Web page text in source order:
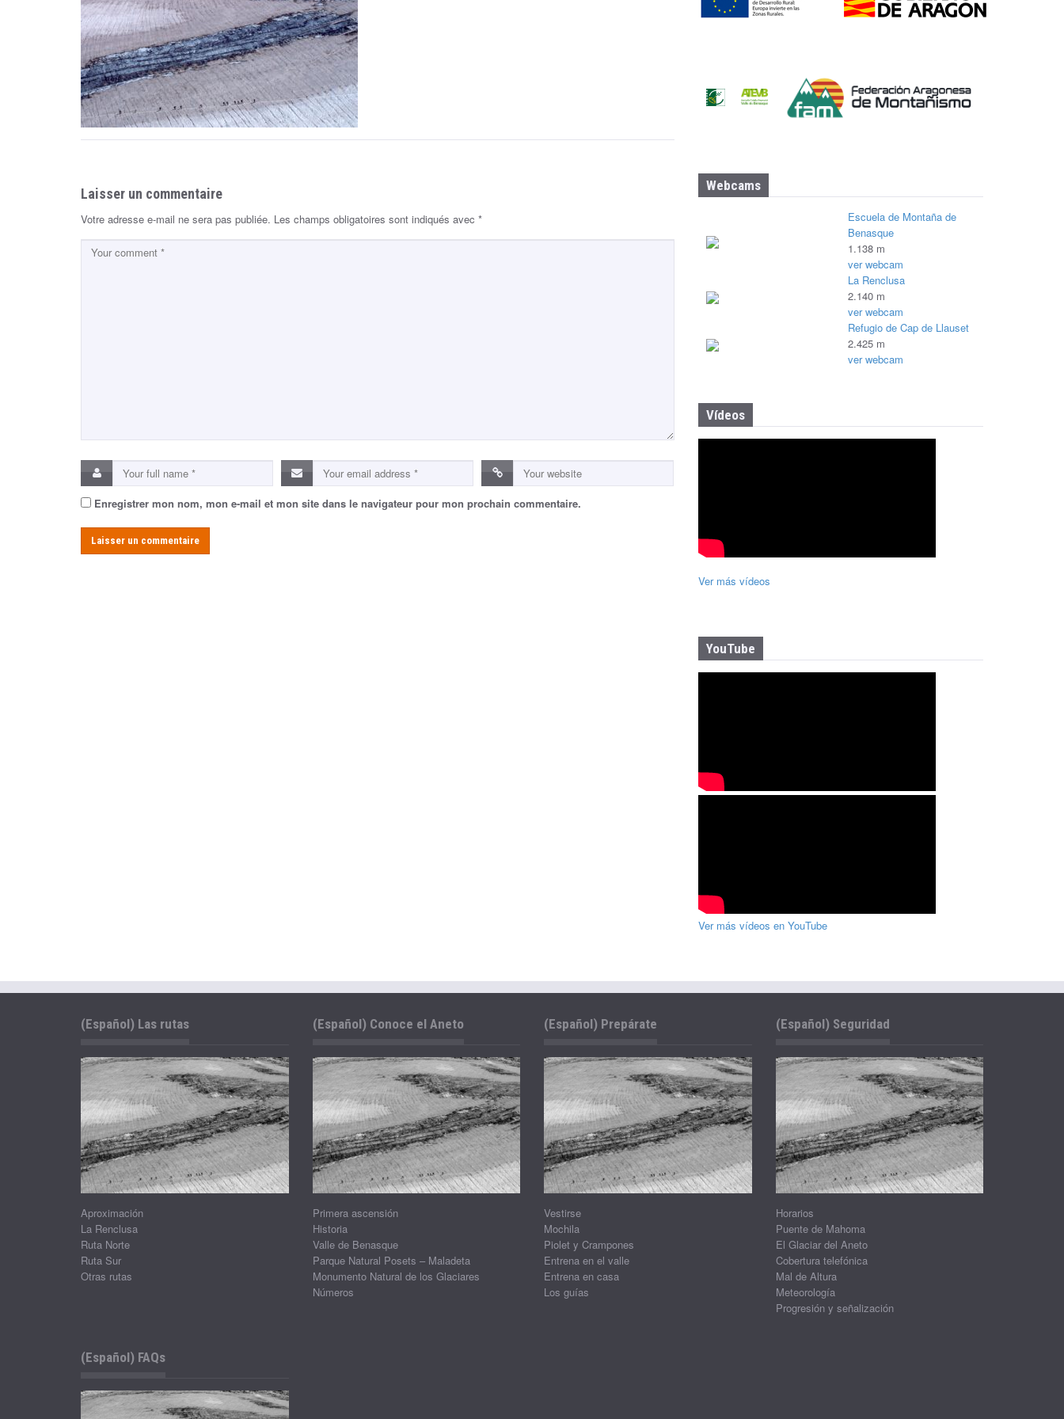
t
o
S
e
g
r
o
Laisser un commentaire
Votre adresse e-mail ne sera pas publiée. Les champs obligatoires sont indiqués avec *
Enregistrer mon nom, mon e-mail et mon site dans le navigateur pour mon prochain commentaire.
Webcams
Escuela de Montaña de
Benasque
1.138 m
ver webcam
La Renclusa
2.140 m
ver webcam
Refugio de Cap de Llauset
2.425 m
ver webcam
Vídeos
Ver más vídeos
YouTube
Ver más vídeos en YouTube
(Español) Las rutas
Aproximación
La Renclusa
Ruta Norte
Ruta Sur
Otras rutas
(Español) Conoce el Aneto
Primera ascensión
Historia
Valle de Benasque
Parque Natural Posets – Maladeta
Monumento Natural de los Glaciares
Números
(Español) Prepárate
Vestirse
Mochila
Piolet y Crampones
Entrena en el valle
Entrena en casa
Los guías
(Español) Seguridad
Horarios
Puente de Mahoma
El Glaciar del Aneto
Cobertura telefónica
Mal de Altura
Meteorología
Progresión y señalización
(Español) FAQs